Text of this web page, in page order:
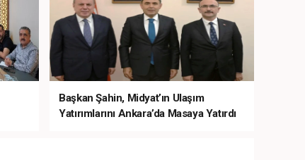
Başkan Şahin, Midyat’ın Ulaşım
Yatırımlarını Ankara’da Masaya Yatırdı